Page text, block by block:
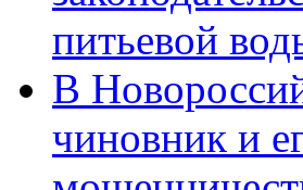
питьевой
В
чиновник и